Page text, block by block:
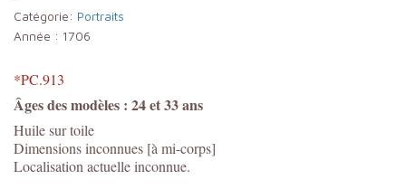
Catégorie: Portraits
Année : 1706
*PC.913
Âges des modèles : 24 et 33 ans
Huile sur toile
Dimensions inconnues [à mi-corps]
Localisation actuelle inconnue.